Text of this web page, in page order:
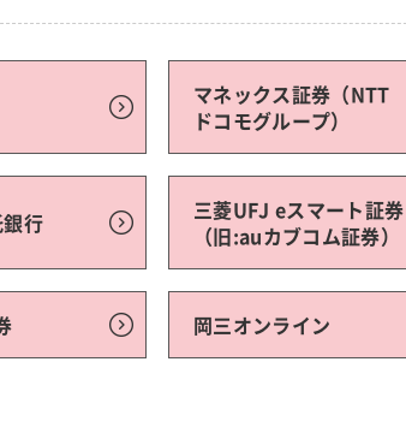
マネックス証券（NTT
ドコモグループ）
行
三菱UFJ eスマート証券
（旧:auカブコム証券）
岡三オンライン